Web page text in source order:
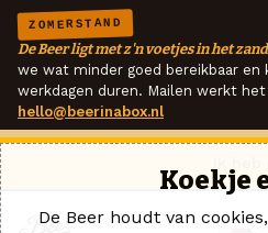
ZOMERSTAND
De Beer ligt met z'n voetjes in het
we wat minder goed bereikbaar en
werkdagen duren. Mailen werkt
hello@beerinabox.nl
Koekje
De Beer houdt van